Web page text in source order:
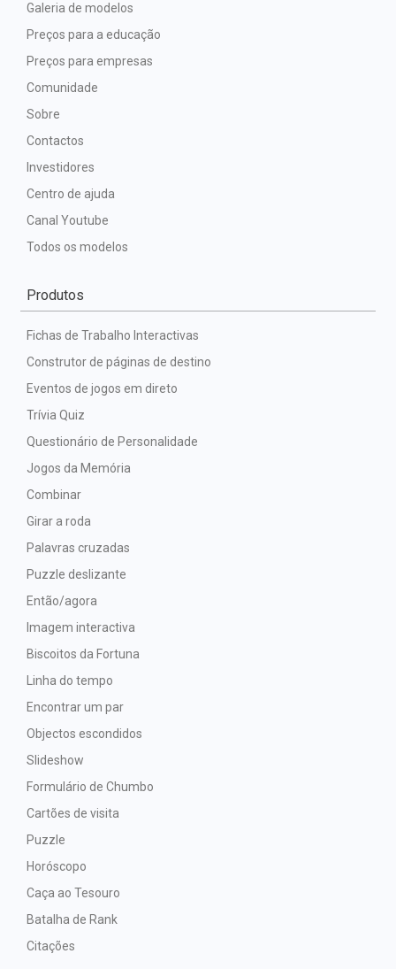
Galeria de modelos
Preços para a educação
Preços para empresas
Comunidade
Sobre
Contactos
Investidores
Centro de ajuda
Canal Youtube
Todos os modelos
Produtos
Fichas de Trabalho Interactivas
Construtor de páginas de destino
Eventos de jogos em direto
Trívia Quiz
Questionário de Personalidade
Jogos da Memória
Combinar
Girar a roda
Palavras cruzadas
Puzzle deslizante
Então/agora
Imagem interactiva
Biscoitos da Fortuna
Linha do tempo
Encontrar um par
Objectos escondidos
Slideshow
Formulário de Chumbo
Cartões de visita
Puzzle
Horóscopo
Caça ao Tesouro
Batalha de Rank
Citações